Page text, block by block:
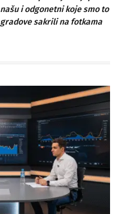
našu i odgonetni koje smo to
gradove sakrili na fotkama